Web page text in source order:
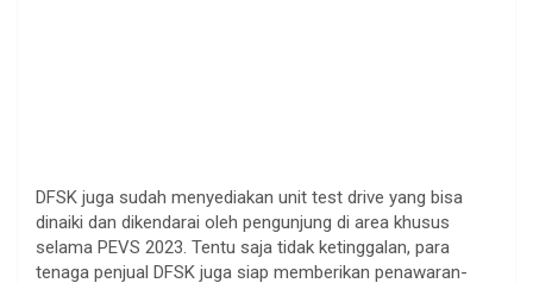
DFSK juga sudah menyediakan unit test drive yang bisa
dinaiki dan dikendarai oleh pengunjung di area khusus
selama PEVS 2023. Tentu saja tidak ketinggalan, para
tenaga penjual DFSK juga siap memberikan penawaran-